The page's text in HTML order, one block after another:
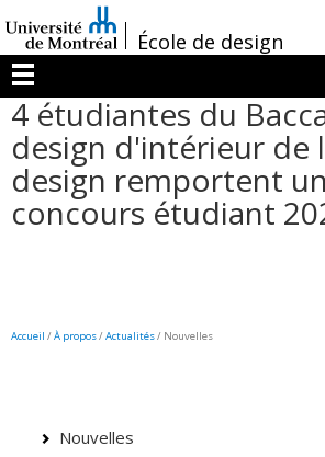
au
contenu
/École de design
Menu
4 étudiantes du
design d'intérieur de
design remportent
concours étudiant
Accueil /À propos/Actualités/ Nouvelles
Nouvelles